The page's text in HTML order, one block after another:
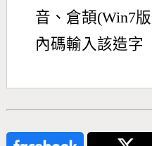
音、倉頡(Win7
內碼輸入該造字